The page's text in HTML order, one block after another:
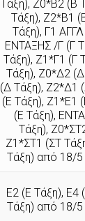
Τάξη), Ζ0*Β2 (Β
Τάξη), Ζ2*Β1
Τάξη), Γ1
ΕΝΤΑΞΗΣ /Γ (Γ
Τάξη), Ζ1*Γ1 (Γ
Τάξη), Ζ0*Δ2
(Δ Τάξη), Ζ2*Δ1
(Ε Τάξη), Ζ1*Ε1
(Ε Τάξη),
Τάξη),
Ζ1*ΣΤ1 (ΣΤ
Τάξη) από 18/
Ε2 (Ε Τάξη), Ε4
Τάξη) από 18/